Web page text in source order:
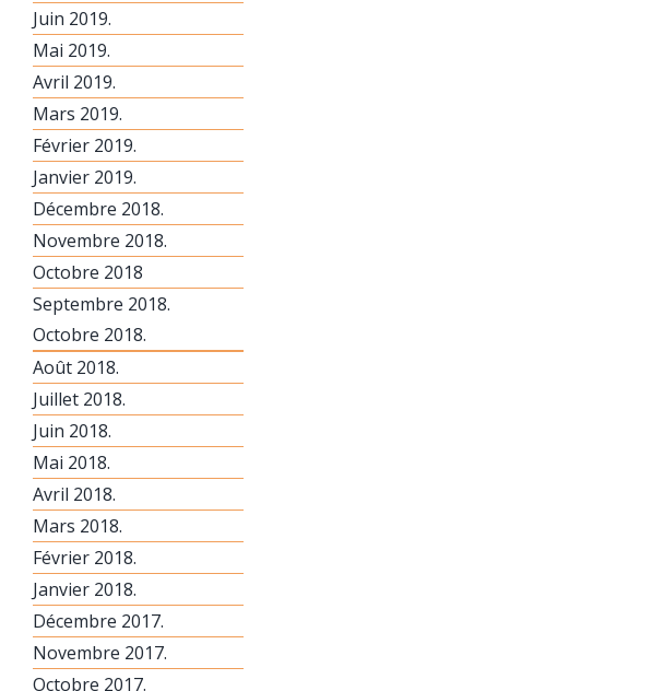
Juin 2019.
Mai 2019.
Avril 2019.
Mars 2019.
Février 2019.
Janvier 2019.
Décembre 2018.
Novembre 2018.
Octobre 2018
Septembre 2018.
Octobre 2018.
Août 2018.
Juillet 2018.
Juin 2018.
Mai 2018.
Avril 2018.
Mars 2018.
Février 2018.
Janvier 2018.
Décembre 2017.
Novembre 2017.
Octobre 2017.